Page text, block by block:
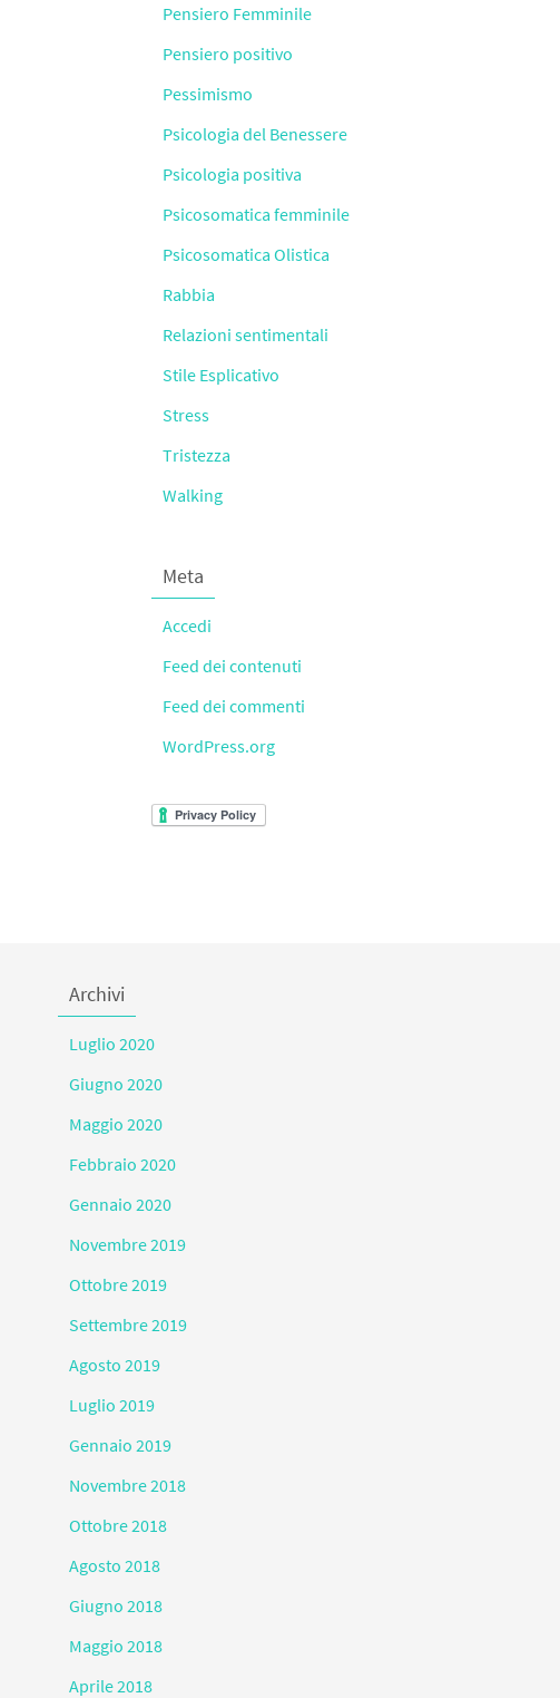
Pensiero Femminile
Pensiero positivo
Pessimismo
Psicologia del Benessere
Psicologia positiva
Psicosomatica femminile
Psicosomatica Olistica
Rabbia
Relazioni sentimentali
Stile Esplicativo
Stress
Tristezza
Walking
Meta
Accedi
Feed dei contenuti
Feed dei commenti
WordPress.org
Archivi
Luglio 2020
Giugno 2020
Maggio 2020
Febbraio 2020
Gennaio 2020
Novembre 2019
Ottobre 2019
Settembre 2019
Agosto 2019
Luglio 2019
Gennaio 2019
Novembre 2018
Ottobre 2018
Agosto 2018
Giugno 2018
Maggio 2018
Aprile 2018